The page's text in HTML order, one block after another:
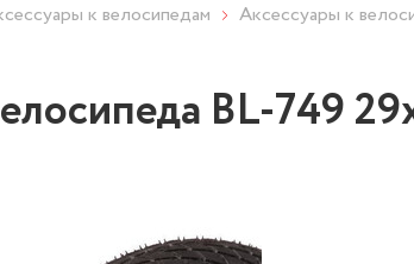
к велосипедам Аксессуары к
BL-749